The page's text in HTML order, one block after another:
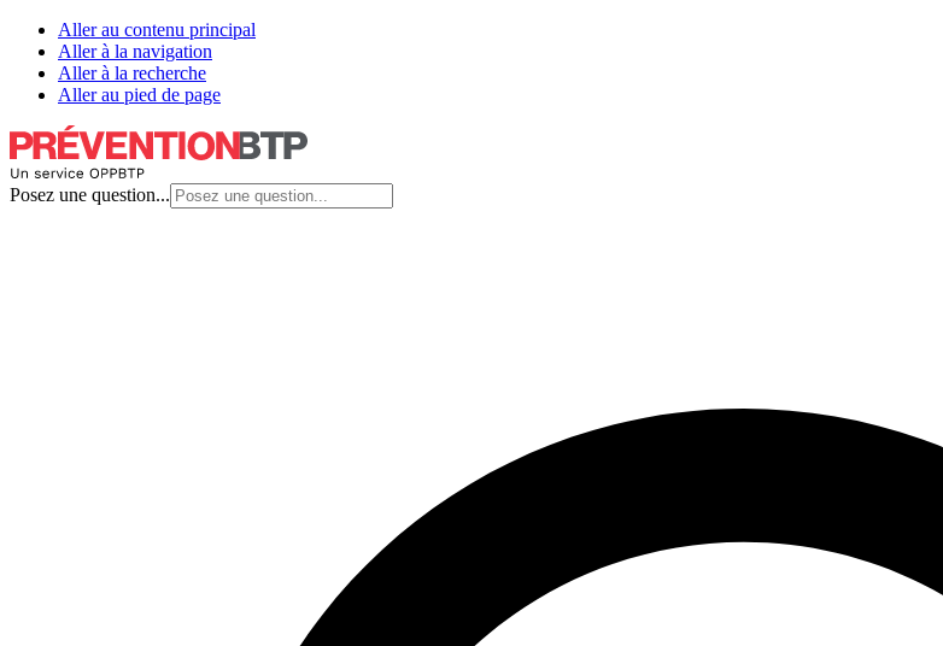
Aller au contenu principal
Aller à la navigation
Aller à la recherche
Aller au pied de page
Posez une question...